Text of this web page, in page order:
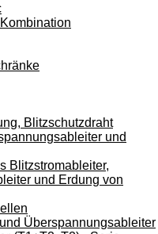
Blitzschutzdraht
und
Blitzstromableiter,
und Erdung von
Überspannungsableiter